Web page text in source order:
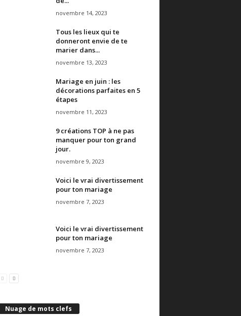
novembre 14, 2023
Tous les lieux qui te
donneront envie de te
marier dans...
novembre 13, 2023
Mariage en juin : les
décorations parfaites en 5
étapes
novembre 11, 2023
9 créations TOP à ne pas
manquer pour ton grand
jour.
novembre 9, 2023
Voici le vrai divertissement
pour ton mariage
novembre 7, 2023
Voici le vrai divertissement
pour ton mariage
novembre 7, 2023
Nuage de mots clefs